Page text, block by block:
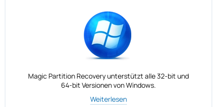
Magic Partition Recovery unterstützt alle 32-bit und
64-bit Versionen von Windows.
Weiterlesen